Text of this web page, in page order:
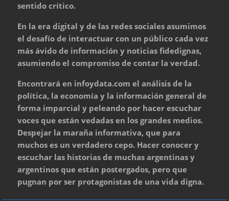
sentido crítico.
En la era digital y de las redes sociales asumimos
el desafío de interactuar con un público cada vez
más ávido de información y noticias fidedignas,
asumiendo el compromiso de contar la verdad.
Encontrará en infoydata.com el análisis de la
política, la economía y la información general de
forma imparcial y peleando por hacer escuchar
voces que están vedadas en los grandes medios.
Despejar la maraña informativa, que para
muchos es un verdadero cepo. Hacer conocer y
escuchar las historias de muchas argentinas y
argentinos que están postergados, pero que
pugnan por ser protagonistas de una vida digna.